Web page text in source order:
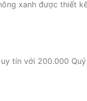
xanh được thiết
tín với 200.000